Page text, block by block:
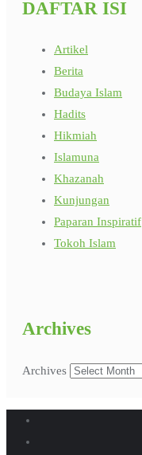
DAFTAR ISI
Artikel
Berita
Budaya Islam
Hadits
Hikmiah
Islamuna
Khazanah
Kunjungan
Paparan Inspiratif
Tokoh Islam
Archives
Archives